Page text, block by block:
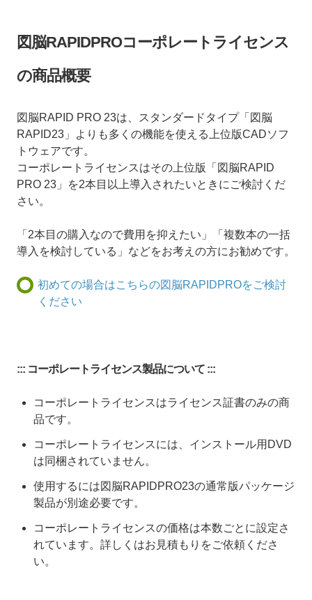
図脳RAPIDPROコーポレートライセンス
の商品概要
図脳RAPID PRO 23は、スタンダードタイプ「図脳
RAPID23」よりも多くの機能を使える上位版CADソフ
トウェアです。
コーポレートライセンスはその上位版「図脳RAPID
PRO 23」を2本目以上導入されたいときにご検討くだ
さい。
「2本目の購入なので費用を抑えたい」「複数本の一括
導入を検討している」などをお考えの方にお勧めです。
初めての場合はこちらの図脳RAPIDPROをご検討
ください
::: コーポレートライセンス製品について :::
コーポレートライセンスはライセンス証書のみの商
品です。
コーポレートライセンスには、インストール用DVD
は同梱されていません。
使用するには図脳RAPIDPRO23の通常版パッケージ
製品が別途必要です。
コーポレートライセンスの価格は本数ごとに設定さ
れています。詳しくはお見積もりをご依頼くださ
い。